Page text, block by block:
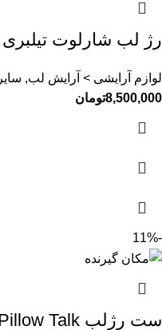
رژ لب شارلوت تیلبری
لوازم آرایشی > آرایش لب, سایر
8,500,000تومان
-11%
ست رژلب Pillow Talk شارلوت تیلبری